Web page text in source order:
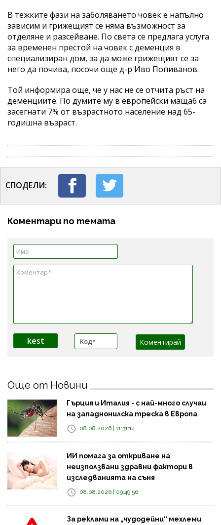
В тежките фази на заболяването човек е напълно
зависим и грижещият се няма възможност за
отделяне и разсейване. По света се предлага услуга
за временен престой на човек с деменция в
специализиран дом, за да може грижещият се за
него да почива, посочи още д-р Иво Попиванов.
Той информира още, че у нас не се отчита ръст на
деменциите. По думите му в европейски мащаб са
засегнати 7% от възрастното население над 65-
годишна възраст.
СПОДЕЛИ:
Коментари по темата
kest
Още от Новини
Гърция и Италия - с най-много случаи
на западнонилска треска в Европа
08.08.2026 | 11:31:14
ИИ помага за откриване на
неизползвани здравни фактори в
изследванията на съня
08.08.2026 | 09:49:56
За реклами на „чудодейни“ мехлеми